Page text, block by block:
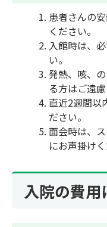
患者さんの
ください。
入館時は、
い。
発熱、咳、
る方はご遠慮
直近2週間以
ださい。
面会時は、
にお声掛けく
入院の費用